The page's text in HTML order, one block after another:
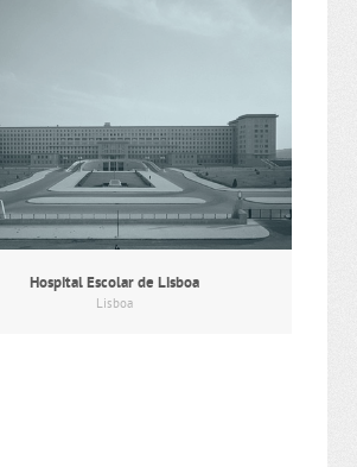
Hospital Escolar de Lisboa
Lisboa